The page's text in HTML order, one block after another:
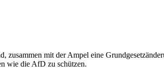
zusammen mit der Ampel eine
wie die AfD zu schützen.